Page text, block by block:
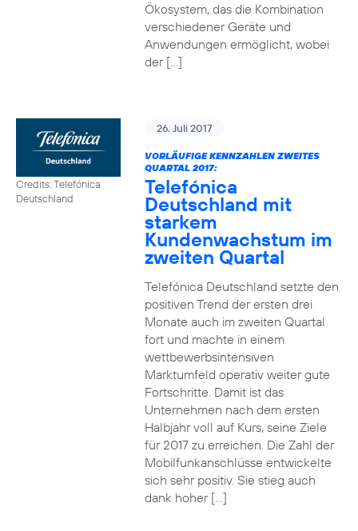
Ökosystem, das die Kombination
verschiedener Geräte und
Anwendungen ermöglicht, wobei
der […]
Credits: Telefónica
Deutschland
26. Juli 2017
VORLÄUFIGE KENNZAHLEN ZWEITES
QUARTAL 2017:
Telefónica
Deutschland mit
starkem
Kundenwachstum im
zweiten Quartal
Telefónica Deutschland setzte den
positiven Trend der ersten drei
Monate auch im zweiten Quartal
fort und machte in einem
wettbewerbsintensiven
Marktumfeld operativ weiter gute
Fortschritte. Damit ist das
Unternehmen nach dem ersten
Halbjahr voll auf Kurs, seine Ziele
für 2017 zu erreichen. Die Zahl der
Mobilfunkanschlüsse entwickelte
sich sehr positiv. Sie stieg auch
dank hoher […]